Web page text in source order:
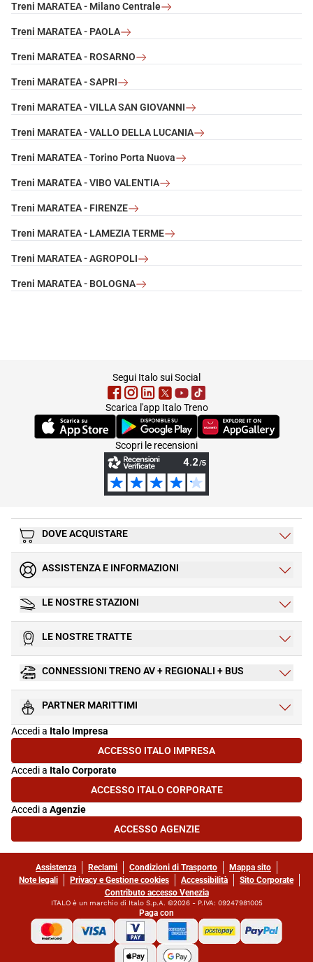
Treni MARATEA - Milano Centrale
Treni MARATEA - PAOLA
Treni MARATEA - ROSARNO
Treni MARATEA - SAPRI
Treni MARATEA - VILLA SAN GIOVANNI
Treni MARATEA - VALLO DELLA LUCANIA
Treni MARATEA - Torino Porta Nuova
Treni MARATEA - VIBO VALENTIA
Treni MARATEA - FIRENZE
Treni MARATEA - LAMEZIA TERME
Treni MARATEA - AGROPOLI
Treni MARATEA - BOLOGNA
Segui Italo sui Social
Scarica l'app Italo Treno
(Si apre in una nuova scheda)(Si apre in una nuova scheda)
(Si apre in una nuova
Scopri le recensioni
DOVE ACQUISTARE
ASSISTENZA E INFORMAZIONI
LE NOSTRE STAZIONI
LE NOSTRE TRATTE
CONNESSIONI TRENO AV + REGIONALI + BUS
PARTNER MARITTIMI
Accedi a Italo Impresa
ACCESSO ITALO IMPRESA(SI APRE IN UNA NUOVA SCHEDA)
Accedi a Italo Corporate
ACCESSO ITALO CORPORATE(SI APRE IN UNA NUOVA SCHEDA)
Accedi a Agenzie
ACCESSO AGENZIE(SI APRE IN UNA NUOVA SCHEDA)
Assistenza Reclami Condizioni di Trasporto
Mappa sito
Note legali
Privacy e Gestione cookies Accessibilità
Sito Corporate
Contributo accesso Venezia
ITALO è un marchio di Italo S.p.A. ©2026 - P.IVA: 09247981005
Paga con